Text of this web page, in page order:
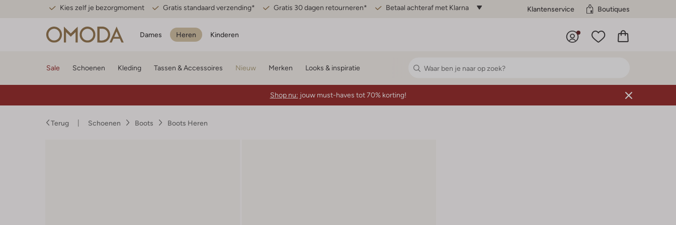
Kies zelf je bezorgmoment Gratis standaard verzending* Gratis 30 dagen retourneren* Betaal achteraf met Klarna Klantenservice Boutiques
Dames Heren Kinderen
Sale Schoenen Kleding Tassen & Accessoires Nieuw Merken Looks & inspiratie
Shop nu: jouw must-haves tot 70% korting!
Terug Schoenen Boots Boots Heren